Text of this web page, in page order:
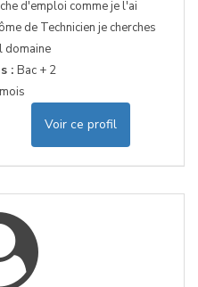
d'emploi comme je l'ai
de Technicien je cherches
domaine
: Bac + 2
Voir ce profil